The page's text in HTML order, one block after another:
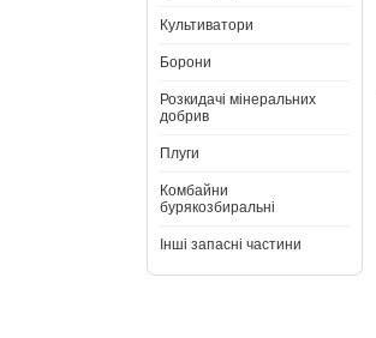
Культиватори
Борони
Розкидачі мінеральних
добрив
Плуги
Комбайни
бурякозбиральні
Інші запасні частини